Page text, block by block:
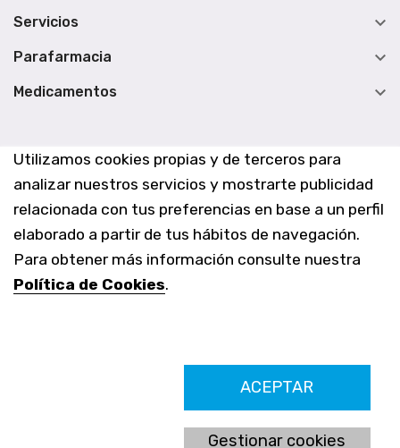
Utilizamos cookies propias y de terceros para
analizar nuestros servicios y mostrarte publicidad
relacionada con tus preferencias en base a un perfil
elaborado a partir de tus hábitos de navegación.
Para obtener más información consulte nuestra
Política de Cookies.
ACEPTAR
Gestionar cookies
Servicios 
Parafarmacia 
Medicamentos 
Farmacia Los Altos nº756
Ldo. Alfredo Aparicio Grau 22555408K
N. Col. Colegio Oficial de Farmacéuticos de Alicante 4327
Nº de autorización A-790-F
C/ Moncayo, 97 (Vistalmar) Urb. Los Altos